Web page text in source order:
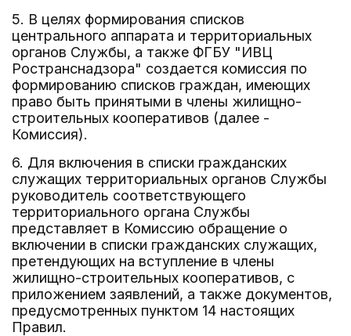
5. В целях формирования списков
центрального аппарата и территориальных
органов Службы, а также ФГБУ "ИВЦ
Ространснадзора" создается комиссия по
формированию списков граждан, имеющих
право быть принятыми в члены жилищно-
строительных кооперативов (далее -
Комиссия).
6. Для включения в списки гражданских
служащих территориальных органов Службы
руководитель соответствующего
территориального органа Службы
представляет в Комиссию обращение о
включении в списки гражданских служащих,
претендующих на вступление в члены
жилищно-строительных кооперативов, с
приложением заявлений, а также документов,
предусмотренных пунктом 14 настоящих
Правил.